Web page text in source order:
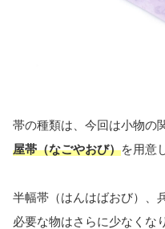
帯の種類は、今回は小物の
屋帯（なごやおび）を用意
半幅帯（はんはばおび）、
必要な物はさらに少なくな